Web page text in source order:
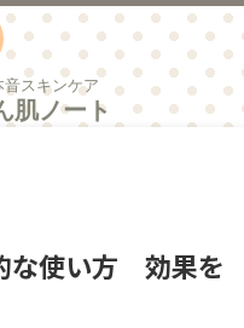
スキンケア
肌ノート
な使い方 効果を